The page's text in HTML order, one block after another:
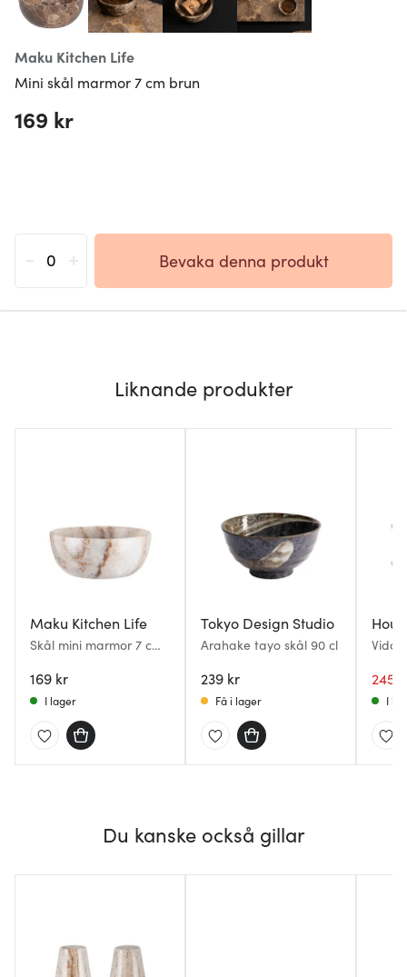
Maku Kitchen Life
Mini skål marmor 7 cm brun
169 kr
Bevaka denna produkt
Liknande produkter
Maku Kitchen Life
Skål mini marmor 7 cm
169 kr
I lager
Tokyo Design Studio
Arahake tayo skål 90 cl
239 kr
Få i lager
Vida
245
I
Du kanske också gillar